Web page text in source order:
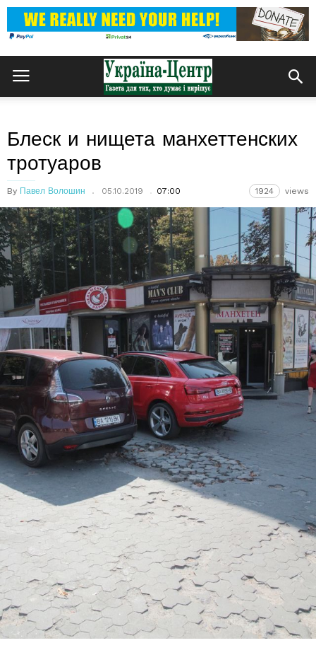
Блеск и нищета манхеттенских
тротуаров
By Павел Волошин 05.10.2019 07:00 1924 views